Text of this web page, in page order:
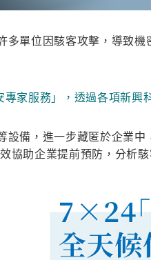
單位因駭客攻擊，導致
家服務」，透過各項新興
備，進一步藏匿於企業
協助企業提前預防，分析